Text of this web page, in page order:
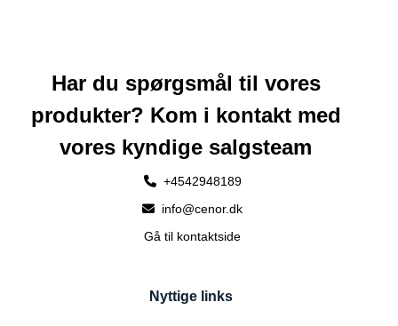
Har du spørgsmål til vores
produkter? Kom i kontakt med
vores kyndige salgsteam
+4542948189
info@cenor.dk
Gå til kontaktside
Nyttige links